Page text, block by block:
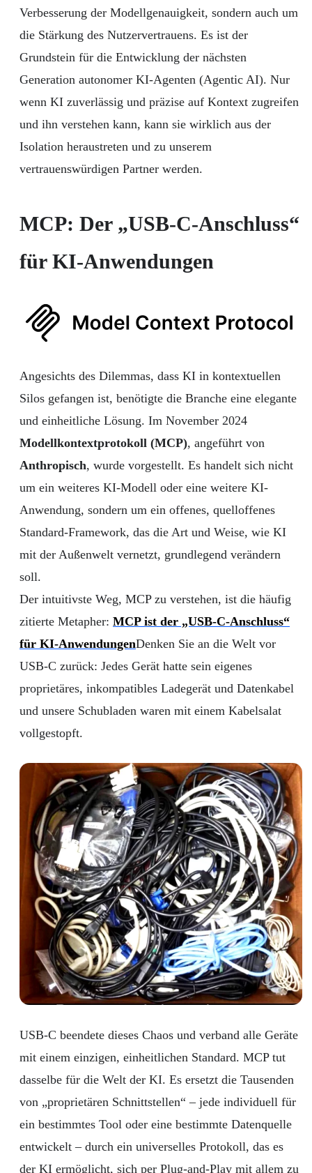
Verbesserung der Modellgenauigkeit, sondern auch um
die Stärkung des Nutzervertrauens. Es ist der
Grundstein für die Entwicklung der nächsten
Generation autonomer KI-Agenten (Agentic AI). Nur
wenn KI zuverlässig und präzise auf Kontext zugreifen
und ihn verstehen kann, kann sie wirklich aus der
Isolation heraustreten und zu unserem
vertrauenswürdigen Partner werden.
MCP: Der „USB-C-Anschluss“
für KI-Anwendungen
Angesichts des Dilemmas, dass KI in kontextuellen
Silos gefangen ist, benötigte die Branche eine elegante
und einheitliche Lösung. Im November 2024
Modellkontextprotokoll (MCP), angeführt von
Anthropisch, wurde vorgestellt. Es handelt sich nicht
um ein weiteres KI-Modell oder eine weitere KI-
Anwendung, sondern um ein offenes, quelloffenes
Standard-Framework, das die Art und Weise, wie KI
mit der Außenwelt vernetzt, grundlegend verändern
soll.
Der intuitivste Weg, MCP zu verstehen, ist die häufig
zitierte Metapher: MCP ist der „USB-C-Anschluss“
für KI-AnwendungenDenken Sie an die Welt vor
USB-C zurück: Jedes Gerät hatte sein eigenes
proprietäres, inkompatibles Ladegerät und Datenkabel
und unsere Schubladen waren mit einem Kabelsalat
vollgestopft.
USB-C beendete dieses Chaos und verband alle Geräte
mit einem einzigen, einheitlichen Standard. MCP tut
dasselbe für die Welt der KI. Es ersetzt die Tausenden
von „proprietären Schnittstellen“ – jede individuell für
ein bestimmtes Tool oder eine bestimmte Datenquelle
entwickelt – durch ein universelles Protokoll, das es
der KI ermöglicht, sich per Plug-and-Play mit allem zu